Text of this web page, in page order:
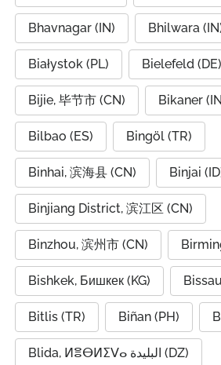
Bhavnagar (IN) Bhilwara
Białystok (PL) Bielefeld (DE)
Bijie, 毕节市 (CN) Bikaner
Bilbao (ES) Bingöl (TR)
Binhai, 滨海县 (CN) Binjai
Binjiang District, 滨江区 (CN)
Binzhou, 滨州市 (CN)
Bishkek, Бишкек (KG)
Bitlis (TR) Biñan (PH)
Blida, ⵍⴻⴱⵍⵉⴸⴰ البليدة (DZ)